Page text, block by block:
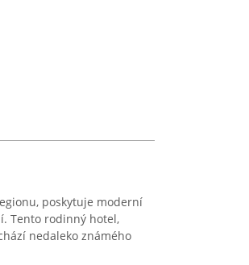
poskytuje moderní
Tento rodinný hotel,
nedaleko známého